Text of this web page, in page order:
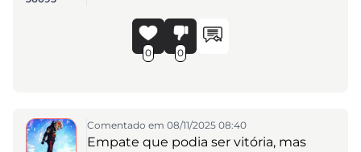
0 0
Comentado em 08/11/2025 08:40
Empate que podia ser vitória, mas